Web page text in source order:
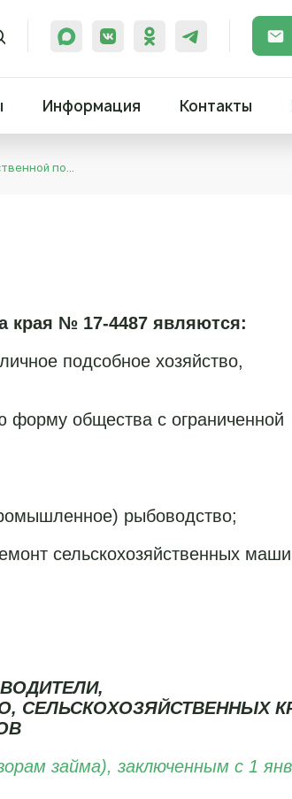
Информация Контакты
по…
края № 17-4487 являются:
подсобное хозяйство,
форму общества с ограниченной
рыбоводство;
сельскохозяйственных
СЕЛЬСКОХОЗЯЙСТВЕННЫХ
займа), заключенным с 1